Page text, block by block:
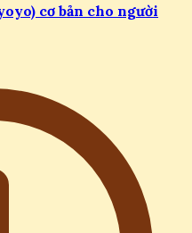
cơ bản cho người